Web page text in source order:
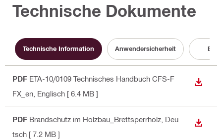
Technische Dokumente
Technische Information Anwendersicherheit
PDF ETA-10/0109 Technisches Handbuch CFS-F
FX_en , Englisch [ 6.4 MB ]
PDF Brandschutz im Holzbau_Brettsperrholz , Deu
tsch [ 7.2 MB ]